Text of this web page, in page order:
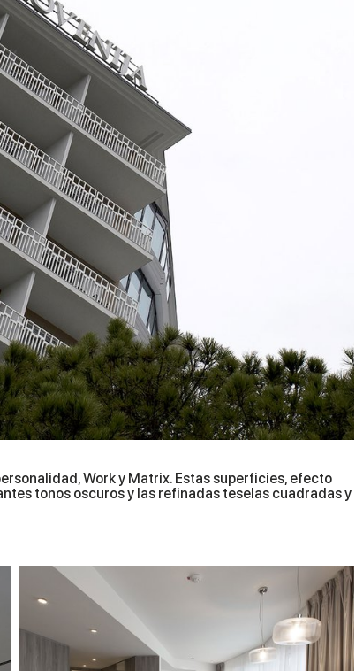
Work y Matrix. Estas superficies, efecto
tonos oscuros y las refinadas teselas cuadradas y